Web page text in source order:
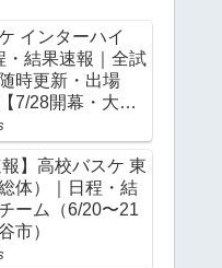
インターハイ
・結果速報｜全試
時更新・出場
7/28開幕・大
報】高校バスケ 東
体）｜日程・結
ーム（6/20〜21
市）